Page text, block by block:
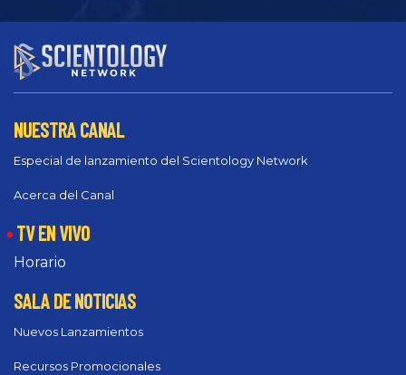
NUESTRA CANAL
Especial de lanzamiento del Scientology Network
Acerca del Canal
TV EN VIVO
Horario
SALA DE NOTICIAS
Nuevos Lanzamientos
Recursos Promocionales